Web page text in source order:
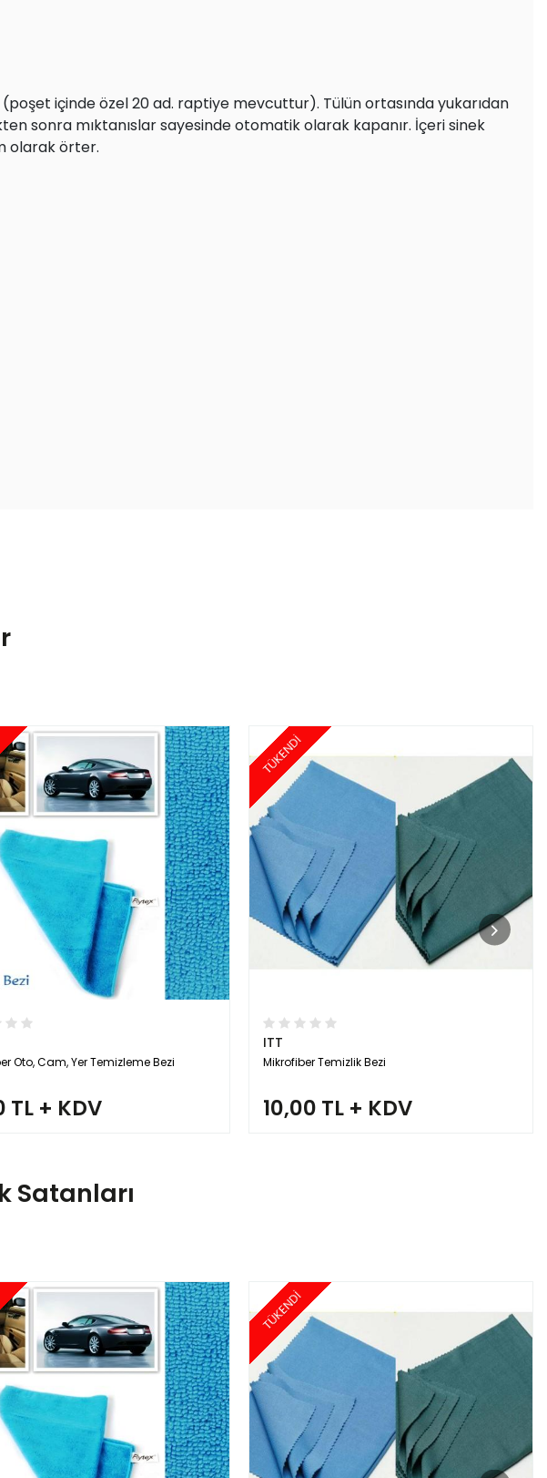
içinde özel 20 ad. raptiye mevcuttur). Tülün ortasında yukarıdan
sonra mıktanıslar sayesinde otomatik olarak kapanır. İçeri sinek
olarak örter.
Oto, Cam, Yer Temizleme Bezi
TL + KDV
TÜKENDİ
ITT
Mikrofiber Temizlik Bezi
10,00 TL + KDV
Satanları
TÜKENDİ